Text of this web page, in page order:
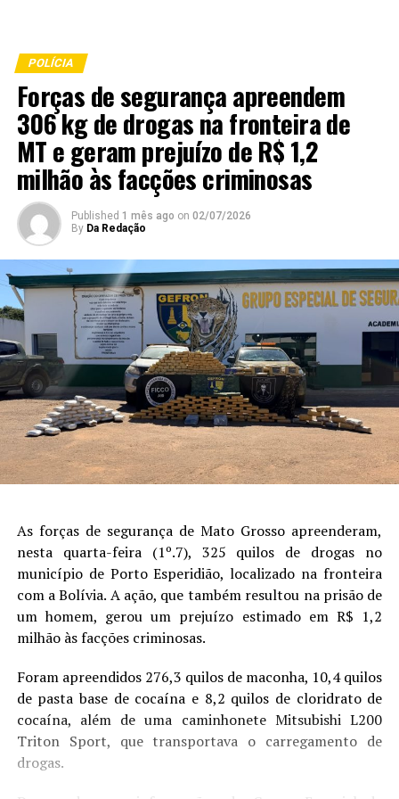
POLÍCIA
Forças de segurança apreendem
306 kg de drogas na fronteira de
MT e geram prejuízo de R$ 1,2
milhão às facções criminosas
Published 1 mês ago on 02/07/2026
By Da Redação
As forças de segurança de Mato Grosso apreenderam,
nesta quarta-feira (1º.7), 325 quilos de drogas no
município de Porto Esperidião, localizado na fronteira
com a Bolívia. A ação, que também resultou na prisão de
um homem, gerou um prejuízo estimado em R$ 1,2
milhão às facções criminosas.
Foram apreendidos 276,3 quilos de maconha, 10,4 quilos
de pasta base de cocaína e 8,2 quilos de cloridrato de
cocaína, além de uma caminhonete Mitsubishi L200
Triton Sport, que transportava o carregamento de
drogas.